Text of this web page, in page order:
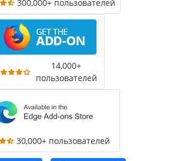
300,000+ пользователей
14,000+
пользователей
30,000+ пользователей